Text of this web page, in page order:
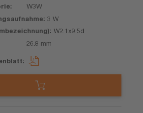
W3W
3 W
W2.1x9.5d
26.8 mm